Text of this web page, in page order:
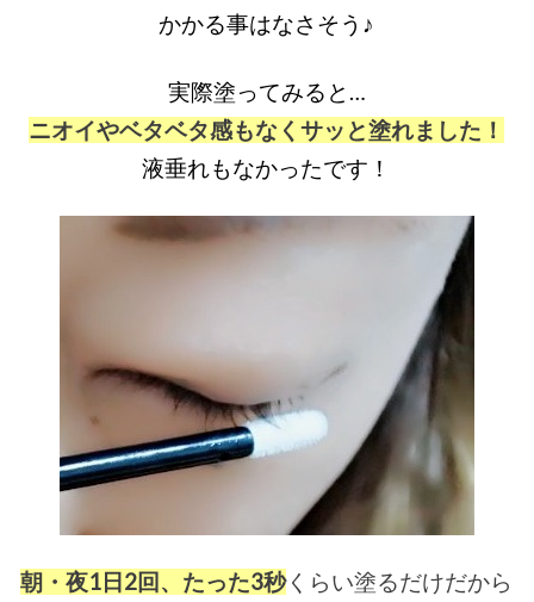
かかる事はなさそう♪
実際塗ってみると…
ニオイやベタベタ感もなくサッと塗れました！
液垂れもなかったです！
朝・夜1日2回、たった3秒くらい塗るだけだから